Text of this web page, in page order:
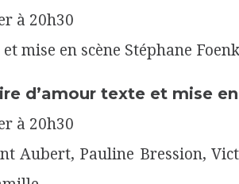
à 20h30
mise en scène Stéphane
d’amour texte et mise
à 20h30
Aubert, Pauline Bression,